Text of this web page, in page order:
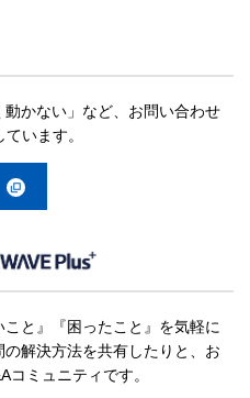
動かない」など、お問い合わせ
います。
と』『困ったこと』を気軽に
解決方法を共有したりと、お
ミュニティです。